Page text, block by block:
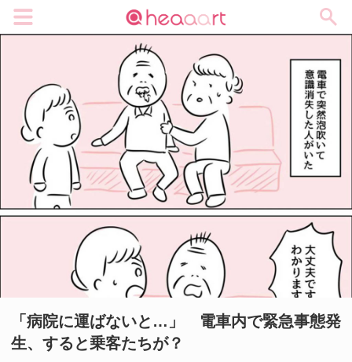
「病院に運ばないと…」 電車内で緊急事態発
生、すると乗客たちが？